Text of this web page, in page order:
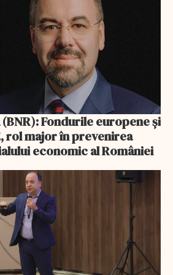
Fondurile europene și
rol major în prevenirea
economic al României